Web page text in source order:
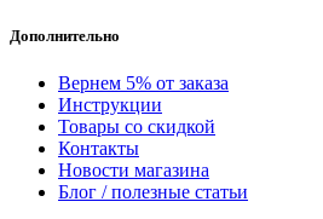
Дополнительно
Вернем 5% от заказа
Инструкции
Товары со скидкой
Контакты
Новости магазина
Блог / полезные статьи